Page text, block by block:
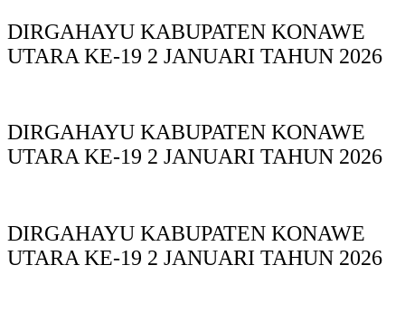
DIRGAHAYU KABUPATEN KONAWE
UTARA KE-19 2 JANUARI TAHUN 2026
DIRGAHAYU KABUPATEN KONAWE
UTARA KE-19 2 JANUARI TAHUN 2026
DIRGAHAYU KABUPATEN KONAWE
UTARA KE-19 2 JANUARI TAHUN 2026